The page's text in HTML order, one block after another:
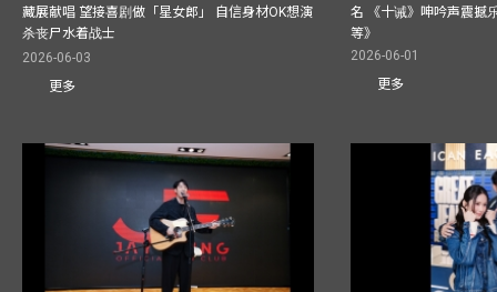
藏展献唱 望接喜剧做「星女郎」 自信身材OK想演
杀丧尸水着战士
2026-06-03
更多
名 《十诫》呻吟声震撼
等》
2026-06-01
更多